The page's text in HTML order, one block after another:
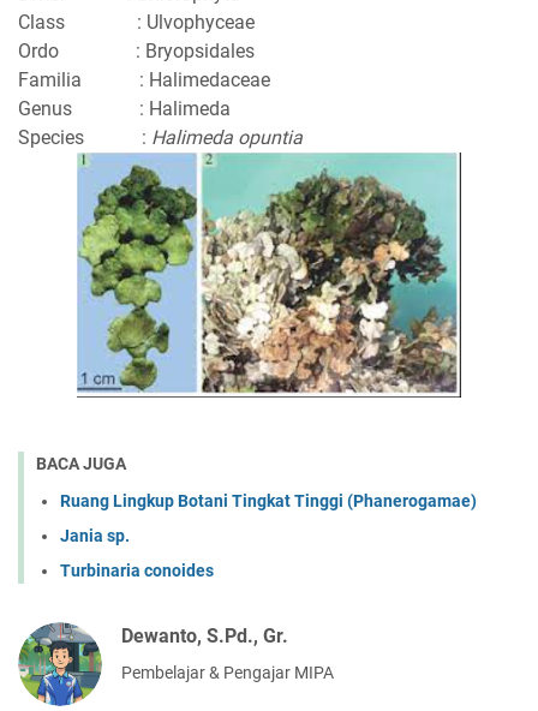
Class
: Ulvophyceae
Ordo
: Bryopsidales
Familia
: Halimedaceae
Genus
: Halimeda
Species : Halimeda opuntia
BACA JUGA
Ruang Lingkup Botani Tingkat Tinggi (Phanerogamae)
Jania sp.
Turbinaria conoides
Dewanto, S.Pd., Gr.
Pembelajar & Pengajar MIPA